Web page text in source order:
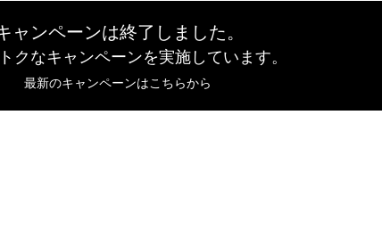
ャンペーンは終了しました。
クなキャンペーンを実施しています。
最新のキャンペーンはこちらから